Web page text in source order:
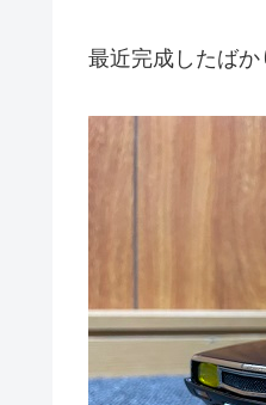
最近完成したばか